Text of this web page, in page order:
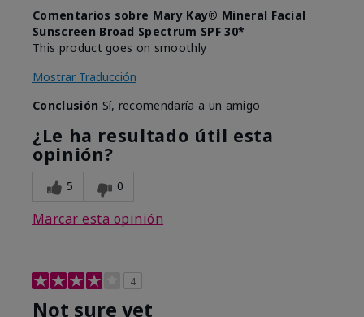
Comentarios sobre Mary Kay® Mineral Facial
Sunscreen Broad Spectrum SPF 30*
This product goes on smoothly
Mostrar Traducción
Conclusión Sí, recomendaría a un amigo
¿Le ha resultado útil esta
opinión?
5 0
Marcar esta opinión
4
Not sure yet